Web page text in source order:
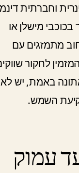
וחברתית
מישלן או
מתמזגים עם
לחקור
באמת, יש
השמש.
עמוק